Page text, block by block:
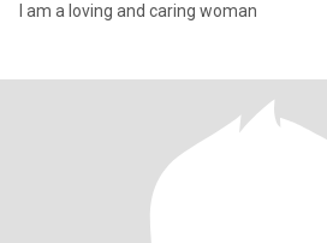
I am a loving and caring woman